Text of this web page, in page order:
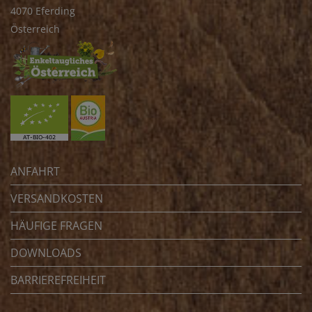
4070 Eferding
Österreich
ANFAHRT
VERSANDKOSTEN
HÄUFIGE FRAGEN
DOWNLOADS
BARRIEREFREIHEIT